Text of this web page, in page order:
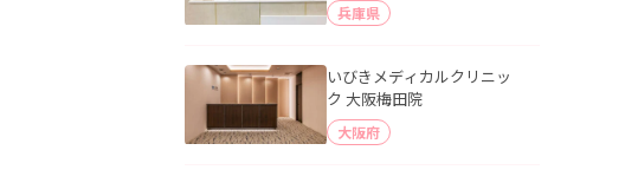
兵庫県
いびきメディカルクリニッ
ク 大阪梅田院
大阪府